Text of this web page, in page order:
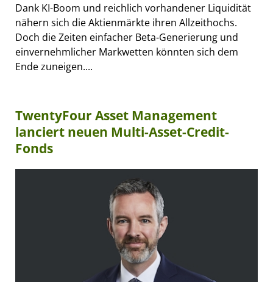
Dank KI-Boom und reichlich vorhandener Liquidität
nähern sich die Aktienmärkte ihren Allzeithochs.
Doch die Zeiten einfacher Beta-Generierung und
einvernehmlicher Markwetten könnten sich dem
Ende zuneigen....
TwentyFour Asset Management
lanciert neuen Multi-Asset-Credit-
Fonds